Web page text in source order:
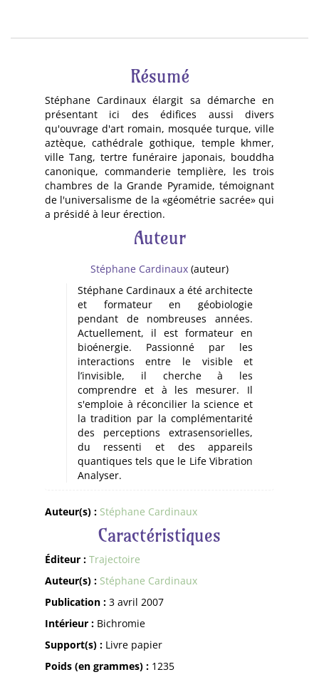
Résumé
Stéphane Cardinaux élargit sa démarche en
présentant ici des édifices aussi divers
qu'ouvrage d'art romain, mosquée turque, ville
aztèque, cathédrale gothique, temple khmer,
ville Tang, tertre funéraire japonais, bouddha
canonique, commanderie templière, les trois
chambres de la Grande Pyramide, témoignant
de l'universalisme de la «géométrie sacrée» qui
a présidé à leur érection.
Auteur
Stéphane Cardinaux (auteur)
Stéphane Cardinaux a été architecte
et formateur en géobiologie
pendant de nombreuses années.
Actuellement, il est formateur en
bioénergie. Passionné par les
interactions entre le visible et
l’invisible, il cherche à les
comprendre et à les mesurer. Il
s'emploie à réconcilier la science et
la tradition par la complémentarité
des perceptions extrasensorielles,
du ressenti et des appareils
quantiques tels que le Life Vibration
Analyser.
Auteur(s) : Stéphane Cardinaux
Caractéristiques
Éditeur : Trajectoire
Auteur(s) : Stéphane Cardinaux
Publication :3 avril 2007
Intérieur :Bichromie
Support(s) :Livre papier
Poids (en grammes) :1235